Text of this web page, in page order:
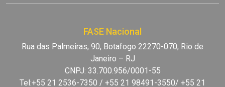
FASE Nacional
Rua das Palmeiras, 90, Botafogo 22270-070, Rio de
Janeiro – RJ
CNPJ: 33.700.956/0001-55
Tel:+55 21 2536-7350 / +55 21 98491-3550/ +55 21